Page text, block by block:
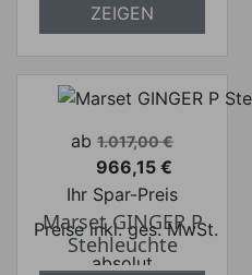
ZEIGEN
Verkaufspreis
ab 1.017,00 €
Preis
966,15 €
Ihr Spar-Preis
Preise inkl. ges. MwSt.
absolut
Marset GINGER P
Stehleuchte